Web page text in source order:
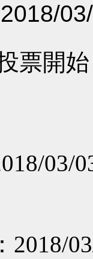
票開
03/
：2018/